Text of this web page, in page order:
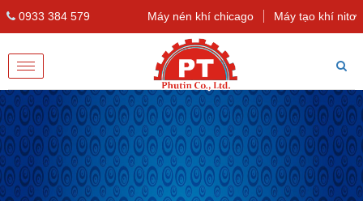
0933 384 579 Máy nén khí chicago Máy tạo khí nitơ
Toggle
navigation